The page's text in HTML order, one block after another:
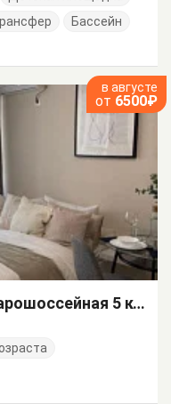
Бассейн
в августе
от 6500₽
1-комнатная квартира Старошоссейная 5 корп 4